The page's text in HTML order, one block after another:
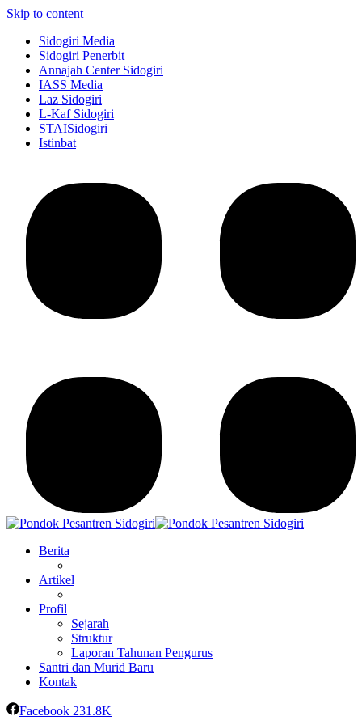
Skip to content
Sidogiri Media
Sidogiri Penerbit
Annajah Center Sidogiri
IASS Media
Laz Sidogiri
L-Kaf Sidogiri
STAISidogiri
Istinbat
Berita
Artikel
Profil
Sejarah
Struktur
Laporan Tahunan Pengurus
Santri dan Murid Baru
Kontak
Facebook 231.8K